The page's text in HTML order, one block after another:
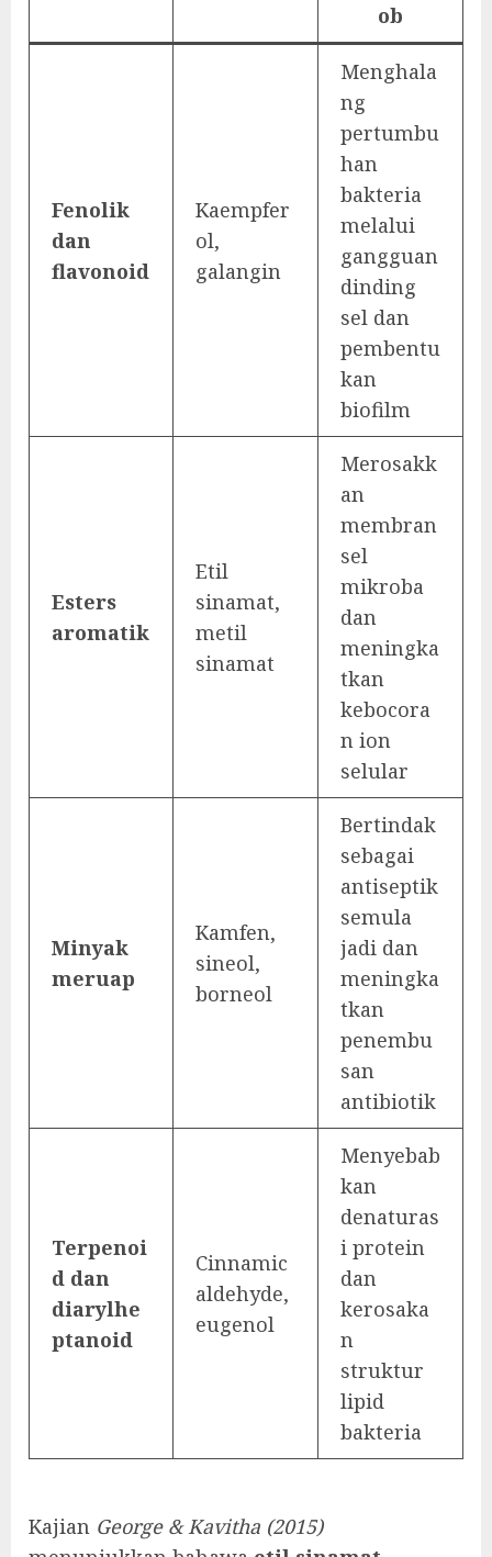
ob
Fenolik
dan
flavonoid
Kaempfer
ol,
galangin
Menghala
ng
pertumbu
han
bakteria
melalui
gangguan
dinding
sel dan
pembentu
kan
biofilm
Esters
aromatik
Etil
sinamat,
metil
sinamat
Merosakk
an
membran
sel
mikroba
dan
meningka
tkan
kebocora
n ion
selular
Minyak
meruap
Kamfen,
sineol,
borneol
Bertindak
sebagai
antiseptik
semula
jadi dan
meningka
tkan
penembu
san
antibiotik
Terpenoi
d dan
diarylhe
ptanoid
Cinnamic
aldehyde,
eugenol
Menyebab
kan
denaturas
i protein
dan
kerosaka
n
struktur
lipid
bakteria
Kajian George & Kavitha (2015)